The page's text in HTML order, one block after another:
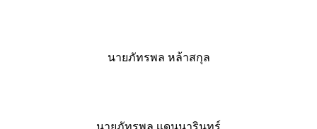
นายภัทรพล หล้าสกุล
นายภัทรพล เเดนนารินทร์